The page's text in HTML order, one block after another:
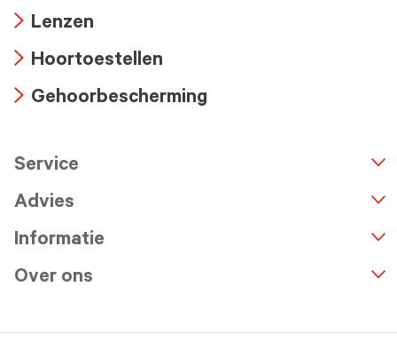
icon
icon
Lenzen
icon
Hoortoestellen
Gehoorbescherming
Service
Advies
Informatie
Over ons